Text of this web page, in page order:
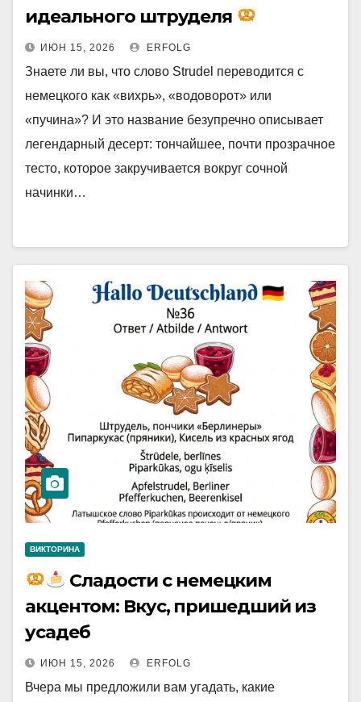
идеального штруделя
ИЮН 15, 2026 ERFOLG
Знаете ли вы, что слово Strudel переводится с
немецкого как «вихрь», «водоворот» или
«пучина»? И это название безупречно описывает
легендарный десерт: тончайшее, почти прозрачное
тесто, которое закручивается вокруг сочной
начинки…
ВИКТОРИНА
Сладости с немецким
акцентом: Вкус, пришедший из
усадеб
ИЮН 15, 2026 ERFOLG
Вчера мы предложили вам угадать, какие